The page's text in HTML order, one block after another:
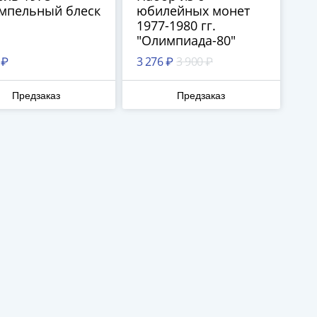
блеск
Предзаказ
юбилейных монет
1977-1980 гг.
"Олимпиада-80"
3 276 ₽ 3 900 ₽
Предзаказ